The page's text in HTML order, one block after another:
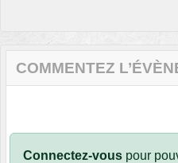
COMMENTEZ
Connectez-vous pour